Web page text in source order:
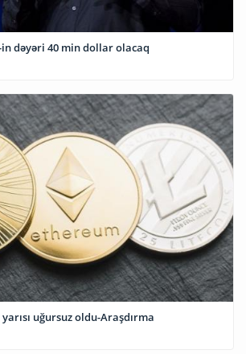
dəyəri 40 min dollar olacaq
uğursuz oldu-Araşdırma